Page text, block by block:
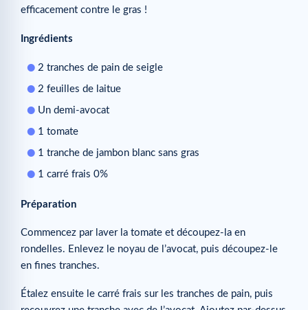
efficacement contre le gras !
Ingrédients
2 tranches de pain de seigle
2 feuilles de laitue
Un demi-avocat
1 tomate
1 tranche de jambon blanc sans gras
1 carré frais 0%
Préparation
Commencez par laver la tomate et découpez-la en
rondelles. Enlevez le noyau de l’avocat, puis découpez-le
en fines tranches.
Étalez ensuite le carré frais sur les tranches de pain, puis